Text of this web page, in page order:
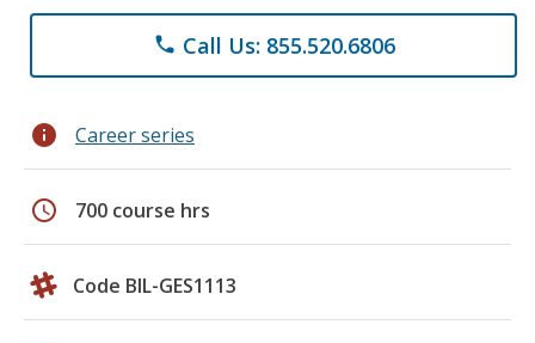
phone Call Us: 855.520.6806
info Career series
schedule 700 course hrs
Code BIL-GES1113